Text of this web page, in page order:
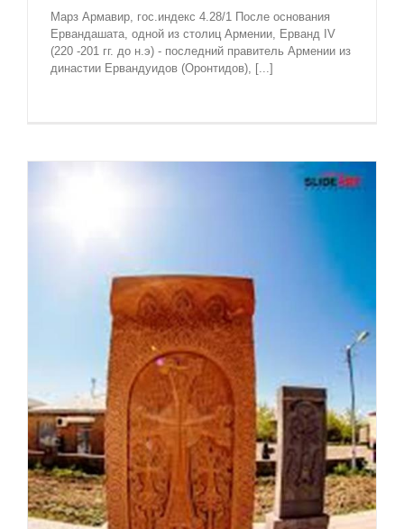
Марз Армавир, гос.индекс 4.28/1 После основания
Ервандашата, одной из столиц Армении, Ерванд IV
(220 -201 гг. до н.э) - последний правитель Армении из
династии Ервандуидов (Оронтидов), [...]